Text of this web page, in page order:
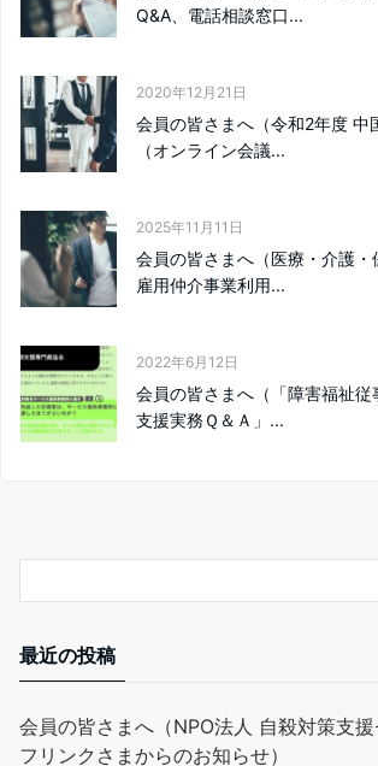
Q&A、電話相談窓口...
2020年12月21日
会員の皆さまへ（令和2年度 中
（オンライン会議...
2025年11月11日
会員の皆さまへ（医療・介護・
雇用仲介事業利用...
2022年6月12日
会員の皆さまへ（「障害福祉従
支援実務Ｑ＆Ａ」...
最近の投稿
会員の皆さまへ（NPO法人 自殺対策支
フリンクさまからのお知らせ）